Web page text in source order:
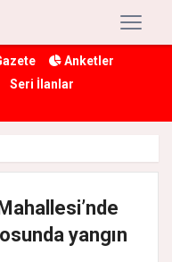
Anketler
Seri İlanlar
yangın